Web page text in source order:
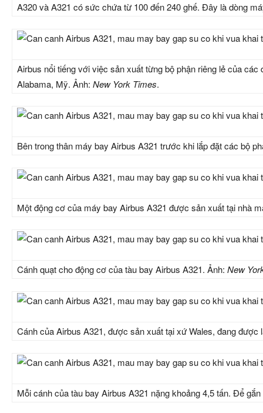
A320 và A321 có sức chứa từ 100 đến 240 ghế. Đây là dòng
Airbus nổi tiếng với việc sản xuất từng bộ phận riêng lẻ của
Alabama, Mỹ. Ảnh: New York Times.
Bên trong thân máy bay Airbus A321 trước khi lắp đặt các bộ
Một động cơ của máy bay Airbus A321 được sản xuất tại nhà
Cánh quạt cho động cơ của tàu bay Airbus A321. Ảnh: New
Cánh của Airbus A321, được sản xuất tại xứ Wales, đang
Mỗi cánh của tàu bay Airbus A321 nặng khoảng 4,5 tấn. Để